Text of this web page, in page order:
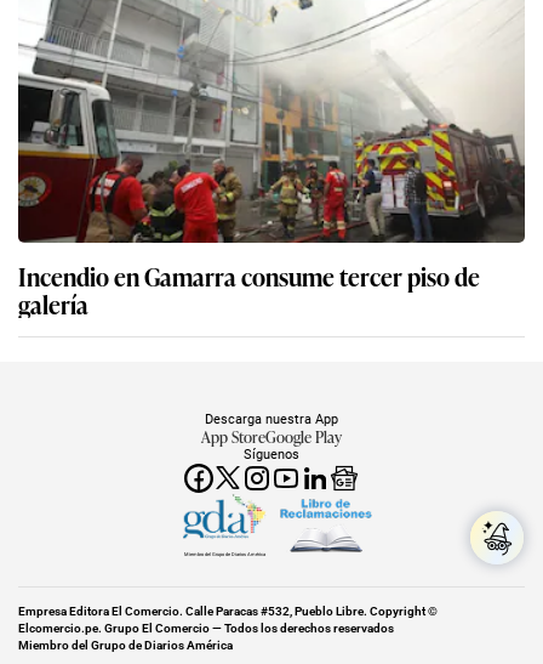
Incendio en Gamarra consume tercer piso de
galería
Síguenos
Descarga nuestra App
App StoreGoogle Play
Miembro del Grupo de Diarios América
Empresa Editora El Comercio. Calle Paracas #532, Pueblo Libre. Copyright ©
Elcomercio.pe. Grupo El Comercio — Todos los derechos reservados
Miembro del Grupo de Diarios América